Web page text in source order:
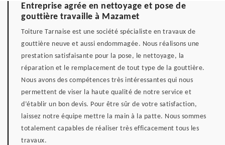
Entreprise agrée en nettoyage et pose de
gouttière travaille à Mazamet
Toiture Tarnaise est une société spécialiste en travaux de
gouttière neuve et aussi endommagée. Nous réalisons une
prestation satisfaisante pour la pose, le nettoyage, la
réparation et le remplacement de tout type de la gouttière.
Nous avons des compétences très intéressantes qui nous
permettent de viser la haute qualité de notre service et
d’établir un bon devis. Pour être sûr de votre satisfaction,
laissez notre équipe mettre la main à la patte. Nous sommes
totalement capables de réaliser très efficacement tous les
travaux.